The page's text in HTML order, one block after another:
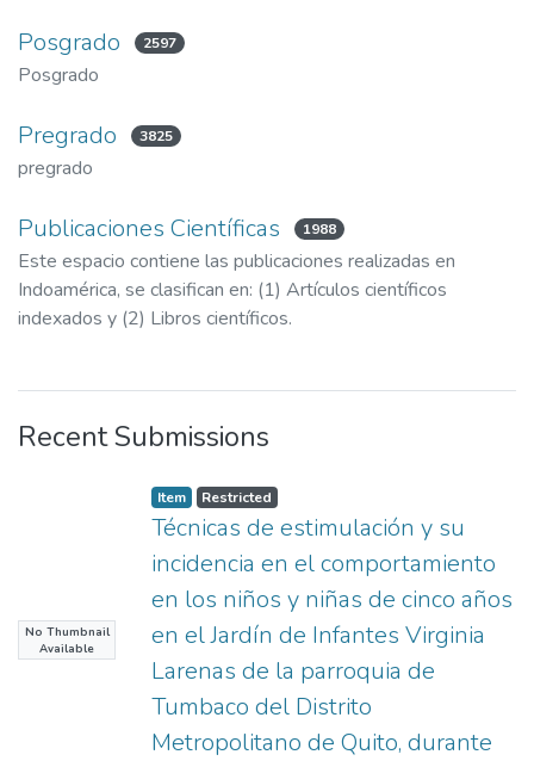
Posgrado 2597
Posgrado
Pregrado 3825
pregrado
Publicaciones Científicas 1988
Este espacio contiene las publicaciones realizadas en
Indoamérica, se clasifican en: (1) Artículos científicos
indexados y (2) Libros científicos.
Recent Submissions
No Thumbnail
Available
Item Restricted
Técnicas de estimulación y su
incidencia en el comportamiento
en los niños y niñas de cinco años
en el Jardín de Infantes Virginia
Larenas de la parroquia de
Tumbaco del Distrito
Metropolitano de Quito, durante